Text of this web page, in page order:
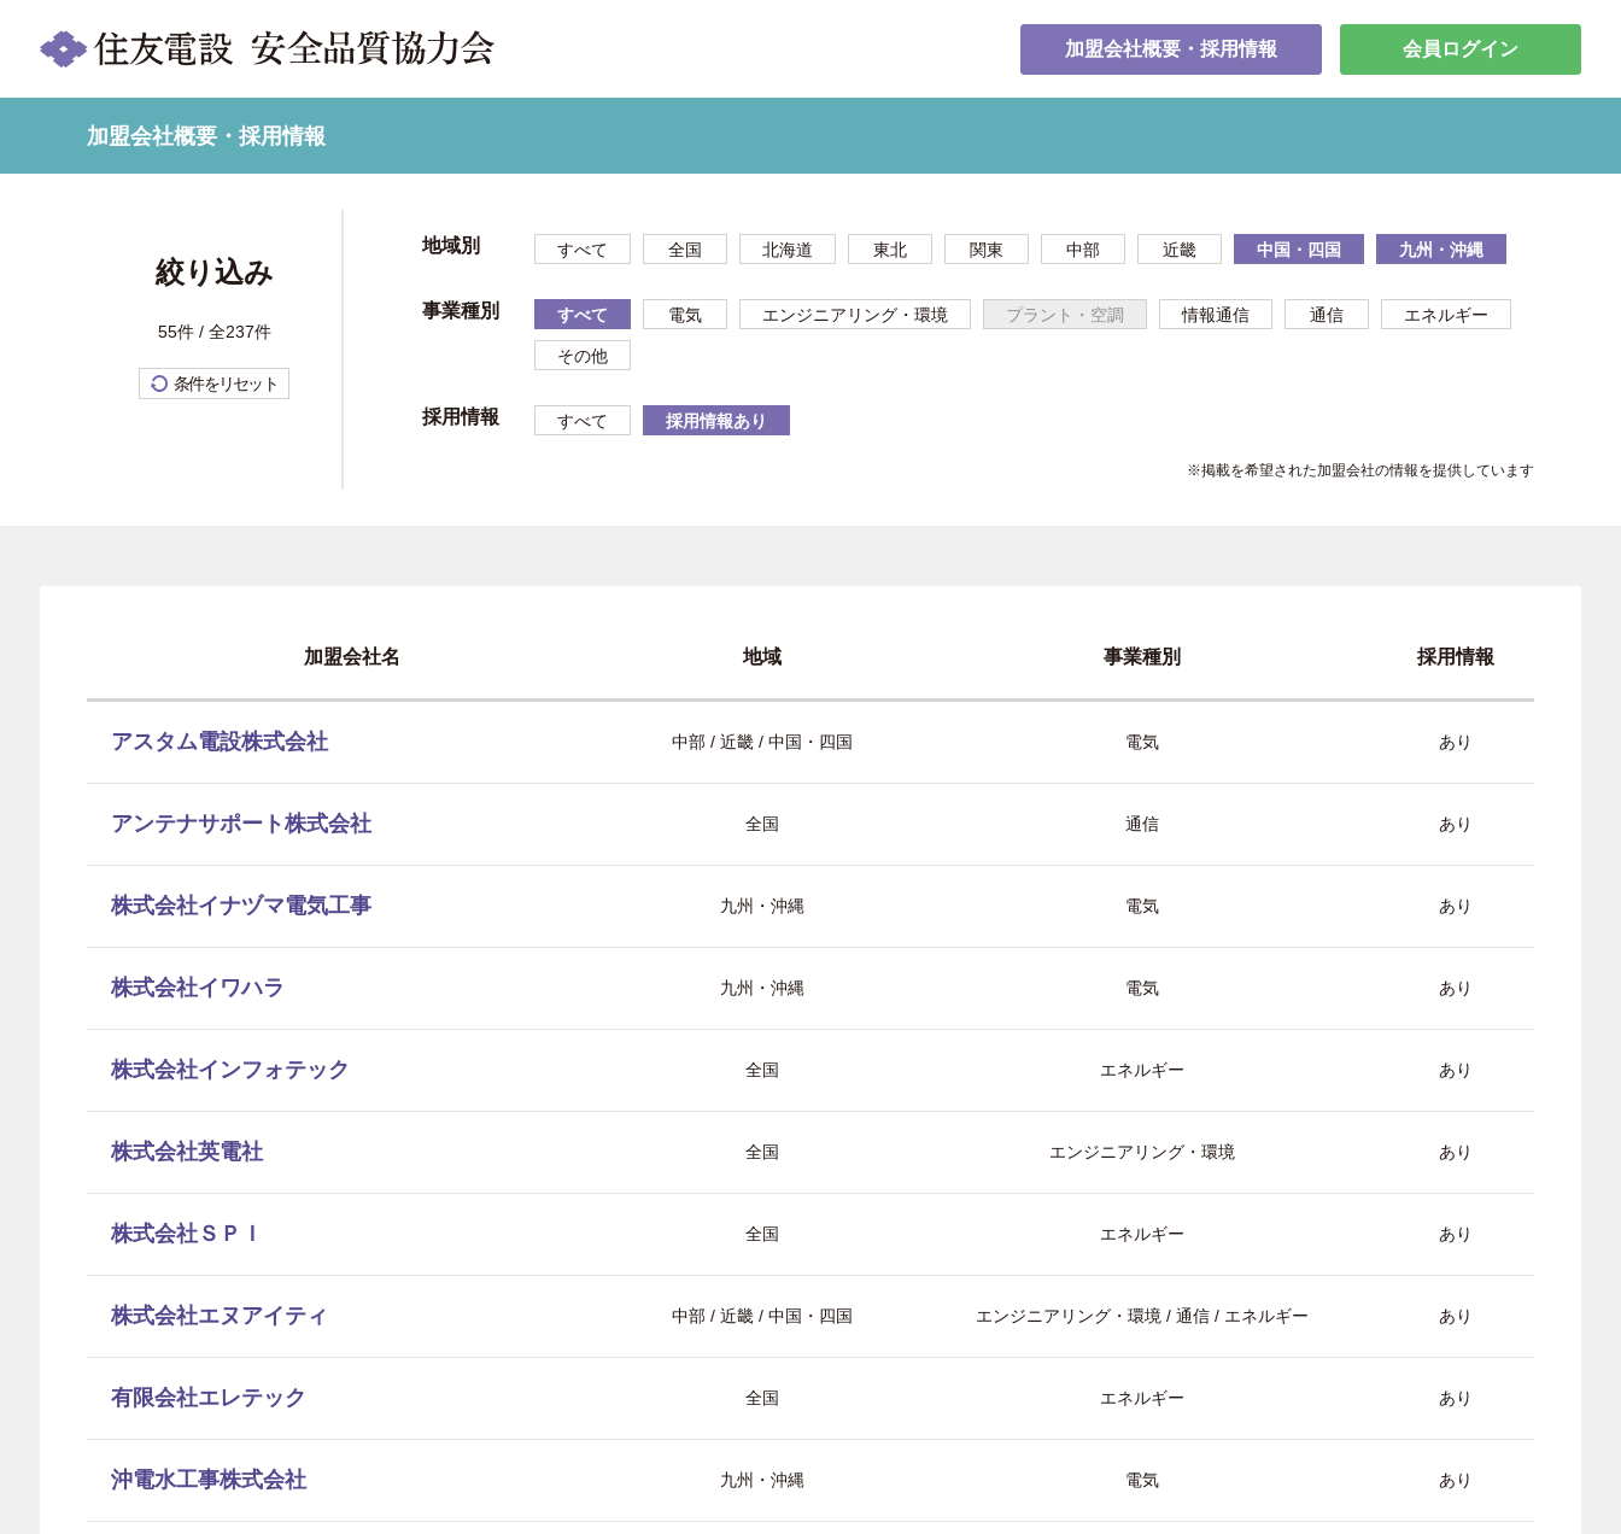
加盟会社概要・採用情報 会員ログイン
加盟会社概要・採用情報
絞り込み
55件 / 全237件
条件をリセット
地域別 すべて 全国 北海道 東北 関東 中部 近畿 中国・四国 九州・沖縄
事業種別 すべて 電気 エンジニアリング・環境 プラント・空調 情報通信 通信 エネルギー
その他
採用情報 すべて 採用情報あり
※掲載を希望された加盟会社の情報を提供しています
加盟会社名 地域 事業種別 採用情報
アスタム電設株式会社 中部 / 近畿 / 中国・四国 電気 あり
アンテナサポート株式会社 全国 通信 あり
株式会社イナヅマ電気工事 九州・沖縄 電気 あり
株式会社イワハラ 九州・沖縄 電気 あり
株式会社インフォテック 全国 エネルギー あり
株式会社英電社 全国 エンジニアリング・環境 あり
株式会社ＳＰＩ 全国 エネルギー あり
株式会社エヌアイティ 中部 / 近畿 / 中国・四国 エンジニアリング・環境 / 通信 / エネルギー あり
有限会社エレテック 全国 エネルギー あり
沖電水工事株式会社 九州・沖縄 電気 あり